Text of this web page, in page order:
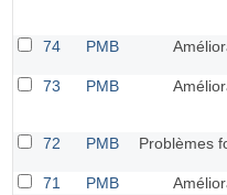
74 PMB
73 PMB
72 PMB Problèmes
71 PMB